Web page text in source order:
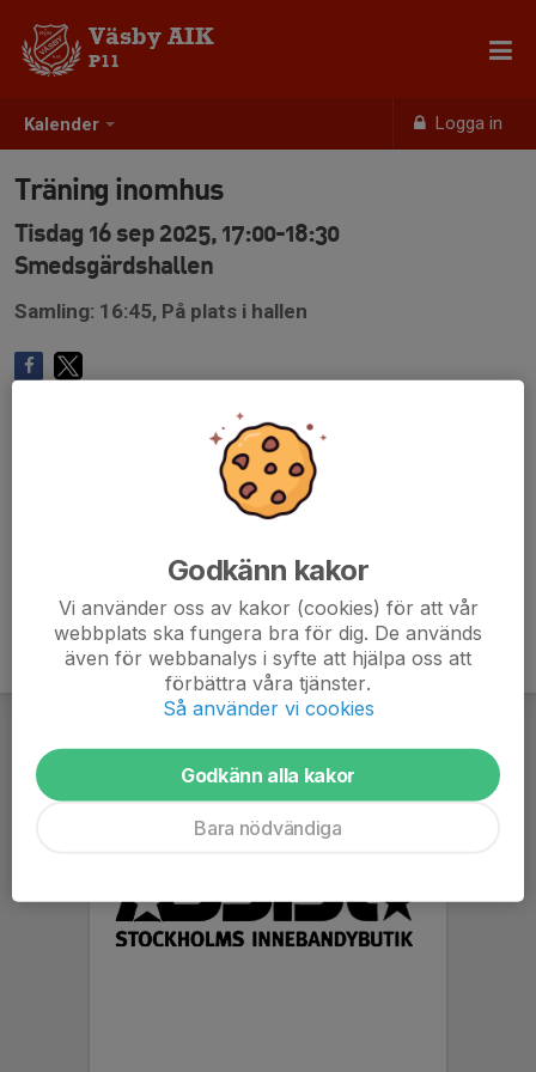
Kalender Logga in
Väsby AIK
P11
Träning inomhus
Tisdag 16 sep 2025, 17:00-18:30
Smedsgärdshallen
Samling: 16:45, På plats i hallen
Godkänn kakor
Vi använder oss av kakor (cookies) för att vår
webbplats ska fungera bra för dig. De används
även för webbanalys i syfte att hjälpa oss att
förbättra våra tjänster.
Så använder vi cookies
Godkänn alla kakor
Bara nödvändiga